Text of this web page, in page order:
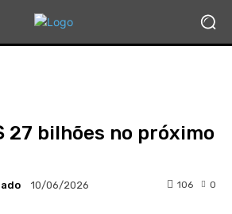
27 bilhões no próximo
10/06/2026 0
106